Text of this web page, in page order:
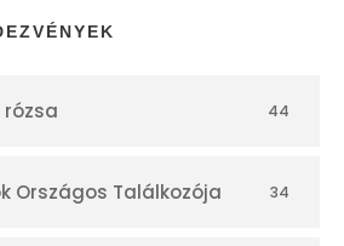
rózsa 44
Országos Találkozója 34